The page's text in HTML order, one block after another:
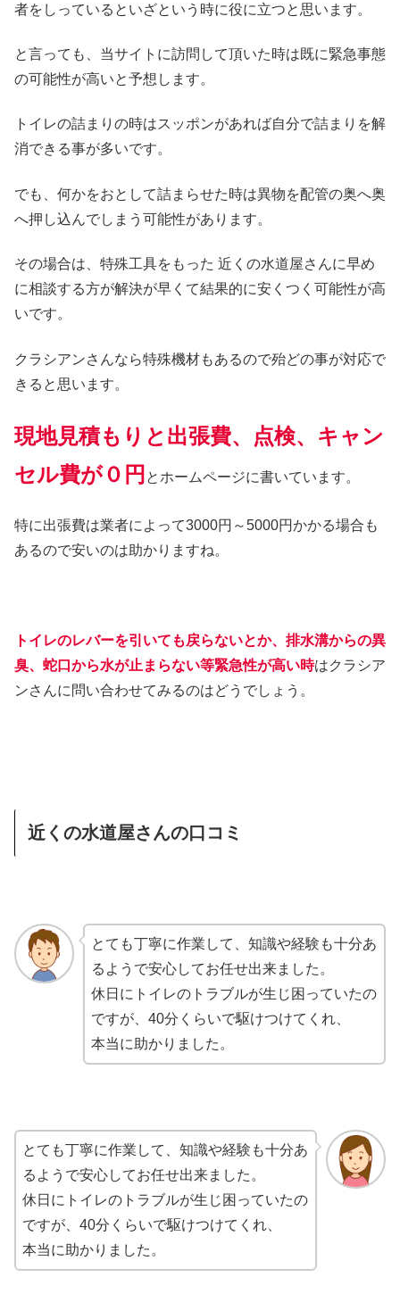
者をしっているといざという時に役に立つと思います。
と言っても、当サイトに訪問して頂いた時は既に緊急事態
の可能性が高いと予想します。
トイレの詰まりの時はスッポンがあれば自分で詰まりを解
消できる事が多いです。
でも、何かをおとして詰まらせた時は異物を配管の奥へ奥
へ押し込んでしまう可能性があります。
その場合は、特殊工具をもった 近くの水道屋さんに早め
に相談する方が解決が早くて結果的に安くつく可能性が高
いです。
クラシアンさんなら特殊機材もあるので殆どの事が対応で
きると思います。
現地見積もりと出張費、点検、キャン
セル費が０円 とホームページに書いています。
特に出張費は業者によって3000円～5000円かかる場合も
あるので安いのは助かりますね。
トイレのレバーを引いても戻らないとか、排水溝からの異
臭、蛇口から水が止まらない等緊急性が高い時はクラシア
ンさんに問い合わせてみるのはどうでしょう。
近くの水道屋さんの口コミ
とても丁寧に作業して、知識や経験も十分あ
るようで安心してお任せ出来ました。
休日にトイレのトラブルが生じ困っていたの
ですが、40分くらいで駆けつけてくれ、
本当に助かりました。
とても丁寧に作業して、知識や経験も十分あ
るようで安心してお任せ出来ました。
休日にトイレのトラブルが生じ困っていたの
ですが、40分くらいで駆けつけてくれ、
本当に助かりました。